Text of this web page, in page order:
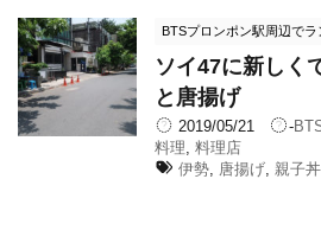
BTSプロンポン駅周辺でラ
ソイ47に新しく
と唐揚げ
2019/05/21 -
料理 料理店
伊勢 唐揚げ 親子丼